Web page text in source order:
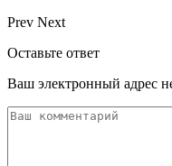
Prev Next
Оставьте ответ
Ваш электронный адрес